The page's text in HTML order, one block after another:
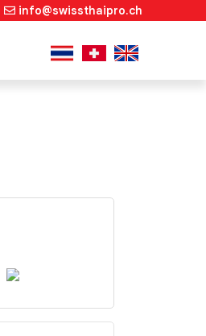
info@swissthaipro.ch